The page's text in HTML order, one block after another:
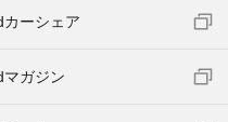
カーシェア
マガジン